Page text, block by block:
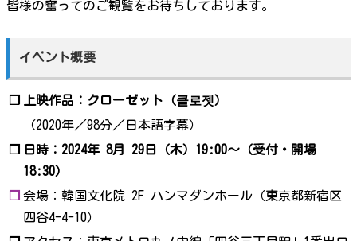
皆様の奮ってのご観覧をお待ちしております。
イベント概要
❐
上映作品：クローゼット（클로젯）
（2020年／98分／日本語字幕）
❐
日時：2024年 8月 29日（木）19:00～（受付・開場
18:30）
❐ 会場：韓国文化院 2F ハンマダンホール（東京都新宿区
四谷4-4-10）